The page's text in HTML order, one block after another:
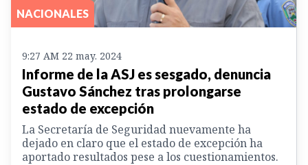
NACIONALES
9:27 AM 22 may. 2024
Informe de la ASJ es sesgado, denuncia
Gustavo Sánchez tras prolongarse
estado de excepción
La Secretaría de Seguridad nuevamente ha
dejado en claro que el estado de excepción ha
aportado resultados pese a los cuestionamientos.